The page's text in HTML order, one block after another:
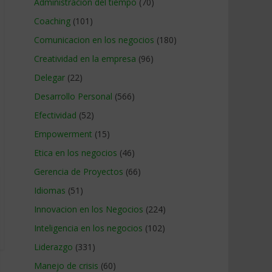
Coaching (101)
Comunicacion en los negocios (180)
Creatividad en la empresa (96)
Delegar (22)
Desarrollo Personal (566)
Efectividad (52)
Empowerment (15)
Etica en los negocios (46)
Gerencia de Proyectos (66)
Idiomas (51)
Innovacion en los Negocios (224)
Inteligencia en los negocios (102)
Liderazgo (331)
Manejo de crisis (60)